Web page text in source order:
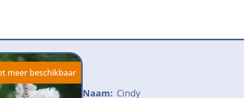
meldpunt bijtincidenten
tegen grasaren
meer beschikbaar
Naam: Cindy